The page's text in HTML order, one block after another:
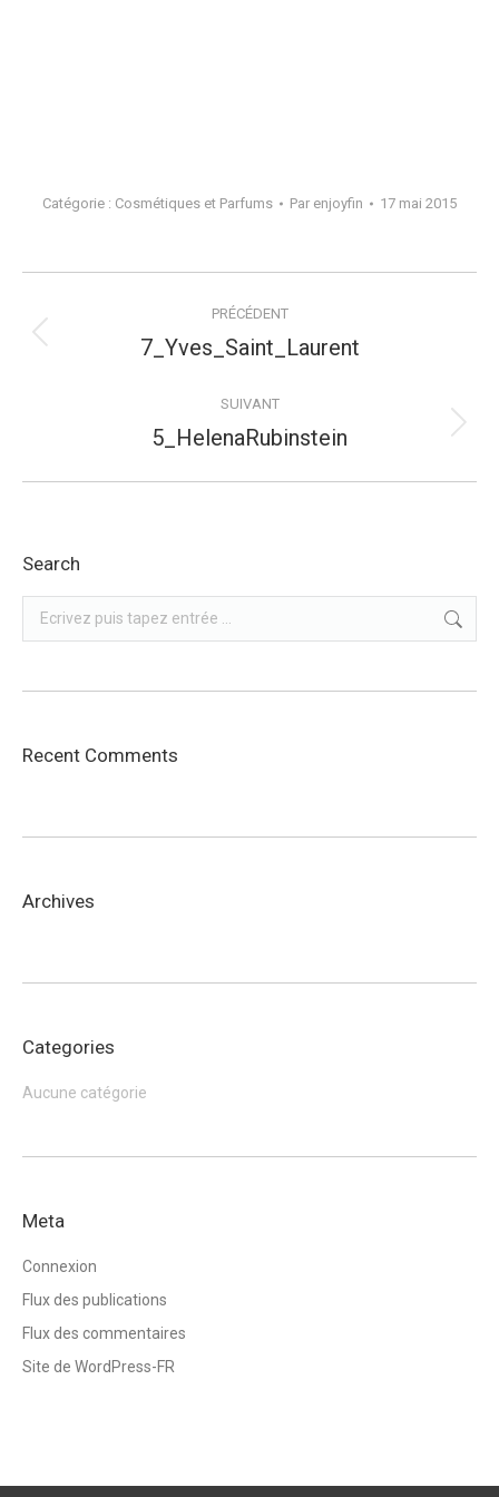
Catégorie : Cosmétiques et Parfums Par enjoyfin 17 mai 2015
de
commentaire
PRÉCÉDENT
Onglet
7_Yves_Saint_Laurent
SUIVANT
Projets
5_HelenaRubinstein
Search
Recherche
Recent Comments
Archives
Categories
Aucune catégorie
Meta
Connexion
Flux des publications
Flux des commentaires
Site de WordPress-FR